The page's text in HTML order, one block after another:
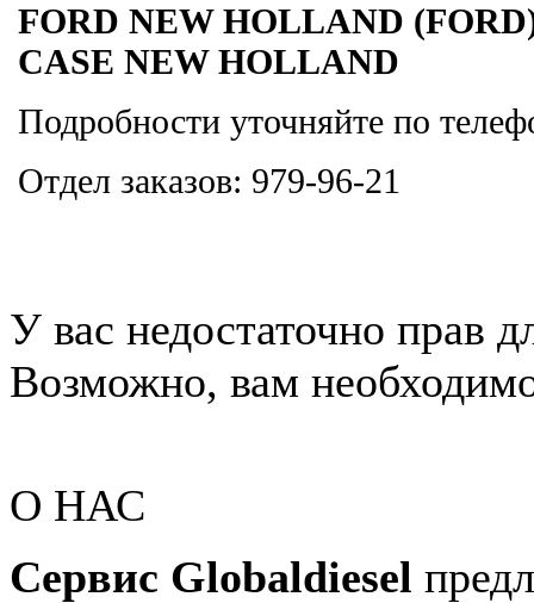
FORD NEW HOLLAND
CASE NEW HOLLAND
Подробности уточняйте по
Отдел заказов: 979-96-21
У вас недостаточно прав
Возможно, вам необходимо
О НАС
Сервис Globaldiesel